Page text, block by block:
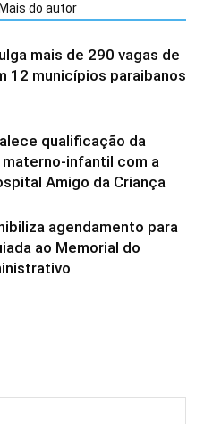
Mais do autor
mais de 290 vagas de
12 municípios paraibanos
qualificação da
infantil com a
Amigo da Criança
agendamento para
ao Memorial do